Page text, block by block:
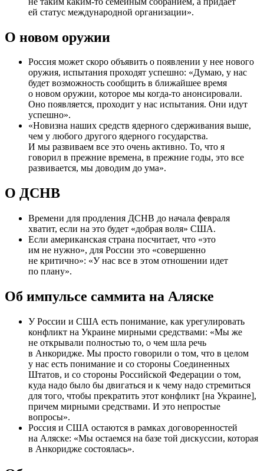
ей статус международной организации».
О новом оружии
Россия может скоро объявить о появлении у нее нового
оружия, испытания проходят успешно: «Думаю, у нас
будет возможность сообщить в ближайшее время
о новом оружии, которое мы когда-то анонсировали.
Оно появляется, проходит у нас испытания. Они идут
успешно».
«Новизна наших средств ядерного сдерживания выше,
чем у любого другого ядерного государства.
И мы развиваем все это очень активно. То, что я
говорил в прежние времена, в прежние годы, это все
развивается, мы доводим до ума».
О ДСНВ
Времени для продления ДСНВ до начала февраля
хватит, если на это будет «добрая воля» США.
Если американская страна посчитает, что «это
им не нужно», для России это «совершенно
не критично»: «У нас все в этом отношении идет
по плану».
Об импульсе саммита на Аляске
У России и США есть понимание, как урегулировать
конфликт на Украине мирными средствами: «Мы же
не открывали полностью то, о чем шла речь
в Анкоридже. Мы просто говорили о том, что в целом
у нас есть понимание и со стороны Соединенных
Штатов, и со стороны Российской Федерации о том,
куда надо было бы двигаться и к чему надо стремиться
для того, чтобы прекратить этот конфликт [на Украине],
причем мирными средствами. И это непростые
вопросы».
Россия и США остаются в рамках договоренностей
на Аляске: «Мы остаемся на базе той дискуссии, которая
в Анкоридже состоялась».